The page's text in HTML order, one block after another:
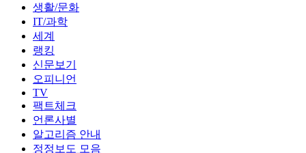
생활/문화
IT/과학
세계
랭킹
신문보기
오피니언
TV
팩트체크
언론사별
알고리즘 안내
정정보도 모음